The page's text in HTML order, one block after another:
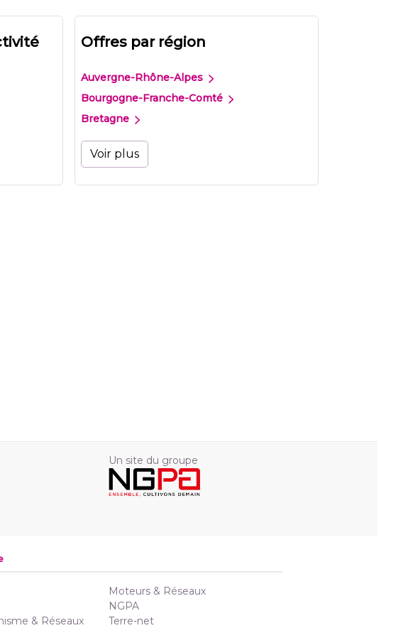
Offres par région
Auvergne-Rhône-Alpes
Bourgogne-Franche-Comté
Bretagne
Voir plus
Un site du groupe
& Réseaux
Moteurs & Réseaux
NGPA
Terre-net